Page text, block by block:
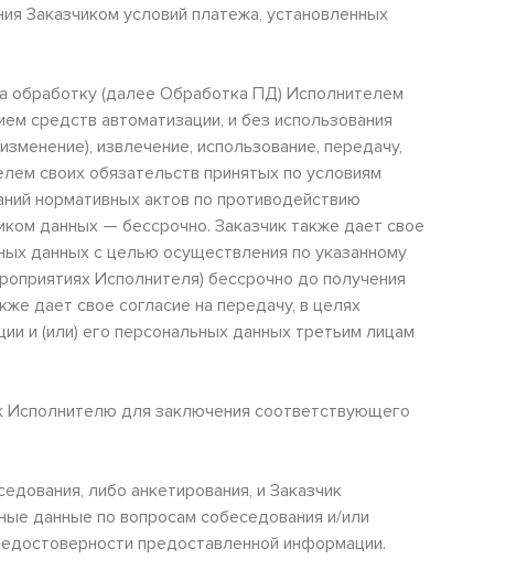
Заказчиком условий платежа, установленных
обработку (далее Обработка ПД) Исполнителем
средств автоматизации, и без использования
извлечение, использование, передачу,
своих обязательств принятых по условиям
нормативных актов по противодействию
данных — бессрочно. Заказчик также дает свое
данных с целью осуществления по указанному
Исполнителя) бессрочно до получения
дает свое согласие на передачу, в целях
и (или) его персональных данных третьим лицам
Исполнителю для заключения соответствующего
либо анкетирования, и Заказчик
данные по вопросам собеседования и/или
предоставленной информации.